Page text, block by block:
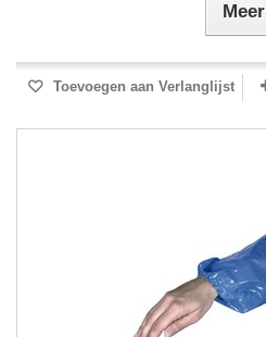
Meer
Toevoegen aan Verlanglijst